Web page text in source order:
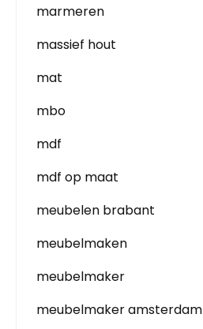
marmeren
massief hout
mat
mbo
mdf
mdf op maat
meubelen brabant
meubelmaken
meubelmaker
meubelmaker amsterdam